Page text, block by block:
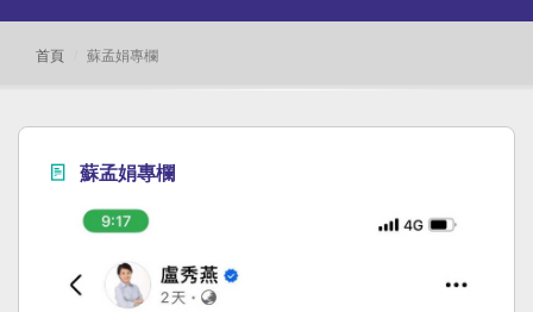
首頁 蘇孟娟專欄
蘇孟娟專欄